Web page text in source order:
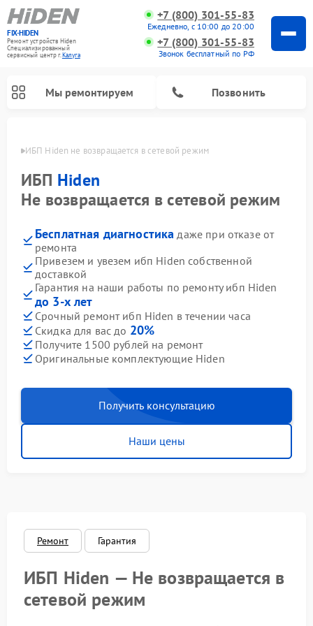
FIX-HIDEN
Ремонт устройств Hiden
Специализированный
cервисный центр г.Калуга
+7 (800) 301-55-83
Ежедневно, с 10:00 до 20:00
+7 (800) 301-55-83
Звонок бесплатный по РФ
Мы ремонтируем Позвонить
ИБП Hiden не возвращается в сетевой режим
ИБП Hiden
Не возвращается в сетевой режим
Бесплатная диагностика даже при отказе от
ремонта
Привезем и увезем ибп Hiden собственной
доставкой
Гарантия на наши работы по ремонту ибп Hiden
до 3-х лет
Срочный ремонт ибп Hiden в течении часа
Скидка для вас до 20%
Получите 1500 рублей на ремонт
Оригинальные комплектующие Hiden
Получить консультацию
Наши цены
Ремонт Гарантия
ИБП Hiden — Не возвращается в
сетевой режим